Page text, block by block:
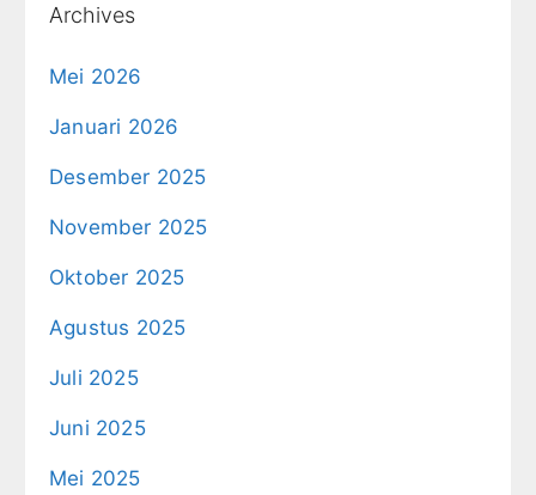
Archives
Mei 2026
Januari 2026
Desember 2025
November 2025
Oktober 2025
Agustus 2025
Juli 2025
Juni 2025
Mei 2025